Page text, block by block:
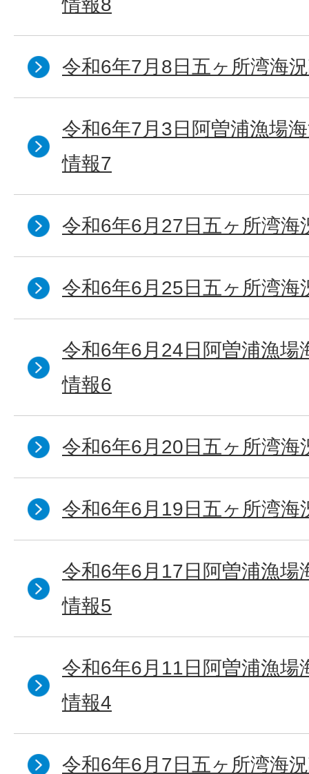
令和6年7月8日五ヶ所湾海
令和6年7月3日阿曽浦漁場
情報7
令和6年6月27日五ヶ所湾海
令和6年6月25日五ヶ所湾海
令和6年6月24日阿曽浦漁場
情報6
令和6年6月20日五ヶ所湾海
令和6年6月19日五ヶ所湾海
令和6年6月17日阿曽浦漁場
情報5
令和6年6月11日阿曽浦漁場
情報4
令和6年6月7日五ヶ所湾海